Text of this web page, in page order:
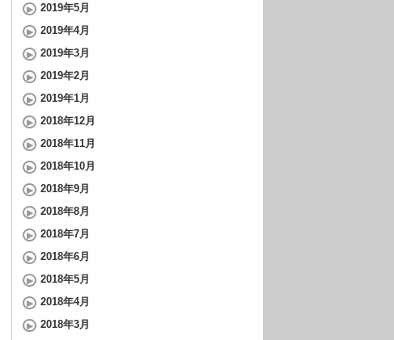
2019年5月
2019年4月
2019年3月
2019年2月
2019年1月
2018年12月
2018年11月
2018年10月
2018年9月
2018年8月
2018年7月
2018年6月
2018年5月
2018年4月
2018年3月